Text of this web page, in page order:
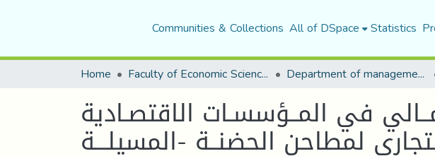
Communities & Collections All of DSpace Statistics
Home Faculty of Economic Sciences, Commerce and Management Sciences Department of management sciences
في المــؤسسـات الاقتصـادية